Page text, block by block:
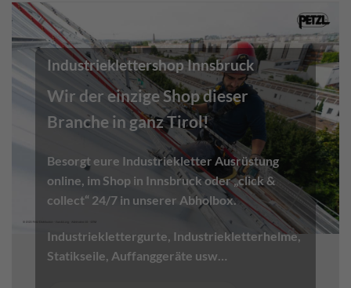
Industrieklettershop Innsbruck
Wir der einzige Shop dieser
Branche in ganz Tirol!
Besorgt eure Industriekletter Ausrüstung
online, im Shop in Innsbruck oder „click &
collect“ 24/7 in unserer Abholbox.
Industrieklettergurte Industriekletterhelme,
Statikseile Auffanggeräte usw…